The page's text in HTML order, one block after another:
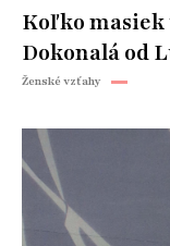
Koľko masiek
Dokonalá od
Ženské vzťahy